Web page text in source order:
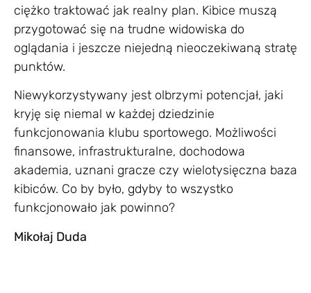
ciężko traktować jak realny plan. Kibice muszą
przygotować się na trudne widowiska do
oglądania i jeszcze niejedną nieoczekiwaną stratę
punktów.
Niewykorzystywany jest olbrzymi potencjał, jaki
kryję się niemal w każdej dziedzinie
funkcjonowania klubu sportowego. Możliwości
finansowe, infrastrukturalne, dochodowa
akademia, uznani gracze czy wielotysięczna baza
kibiców. Co by było, gdyby to wszystko
funkcjonowało jak powinno?
Mikołaj Duda